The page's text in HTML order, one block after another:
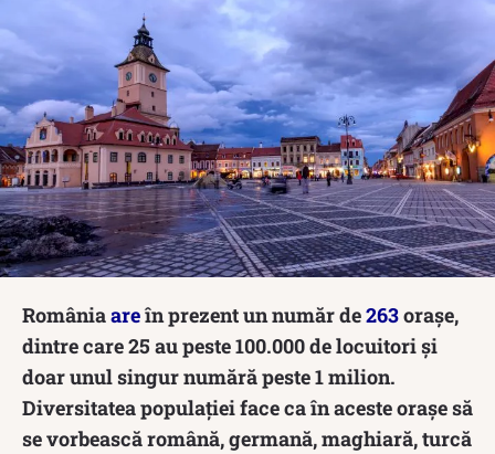
Româniaareîn prezent un număr de263orașe,
dintre care 25 au peste 100.000 de locuitori și
doar unul singur numără peste 1 milion.
Diversitatea populației face ca în aceste orașe să
se vorbească română, germană, maghiară, turcă